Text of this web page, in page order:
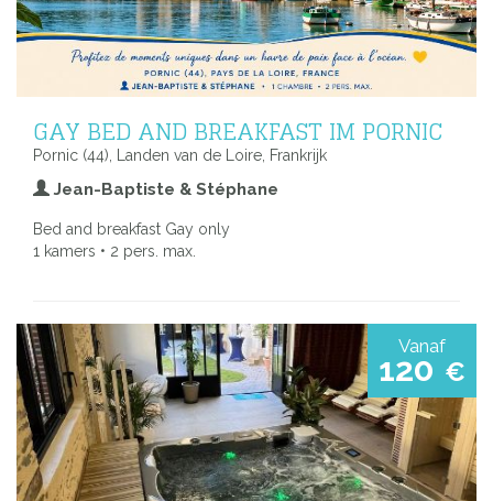
GAY BED AND BREAKFAST IM PORNIC
Pornic (44), Landen van de Loire, Frankrijk
Jean-Baptiste & Stéphane
Bed and breakfast Gay only
1 kamers • 2 pers. max.
Vanaf
120 €